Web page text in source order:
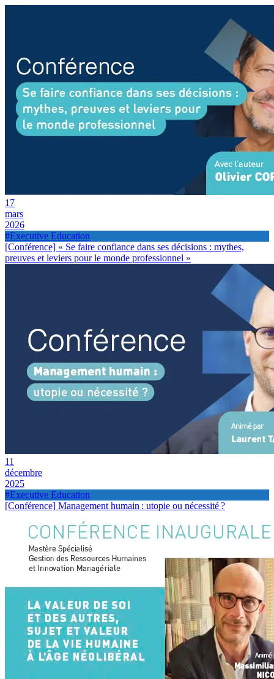
17
mars
2026
#Executive Education
[Conférence] « Se faire confiance dans ses décisions : mythes,
preuves et leviers pour le monde professionnel »
11
décembre
2025
#Executive Education
[Conférence] Management humain : utopie ou nécessité ?